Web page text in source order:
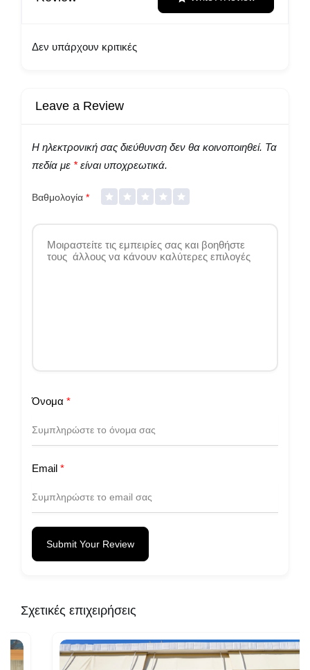
Δεν υπάρχουν κριτικές
Leave a Review
Η ηλεκτρονική σας διεύθυνση δεν θα κοινοποιηθεί. Τα
πεδία με * είναι υποχρεωτικά.
Βαθμολογία *
Όνομα *
Email *
Submit Your Review
Σχετικές επιχειρήσεις